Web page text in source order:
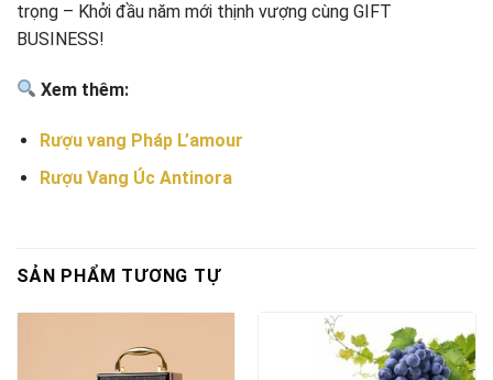
trọng – Khởi đầu năm mới thịnh vượng cùng GIFT
BUSINESS!
Xem thêm:
Rượu vang Pháp L’amour
Rượu Vang Úc Antinora
SẢN PHẨM TƯƠNG TỰ